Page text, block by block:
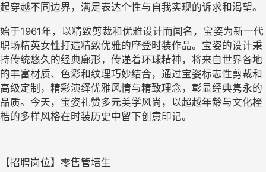
起穿越不同边界，满足表达个性与自我实现的诉求和渴望。
始于1961年，以精致剪裁和优雅设计而闻名，宝姿为新一代
职场精英女性打造精致优雅的摩登时装作品。宝姿的设计秉
持传统悠久的经典廓形，传递着环球精神，将来自世界各地
的丰富材质、色彩和纹理巧妙结合，通过宝姿标志性剪裁和
高级定制，精彩演绎优雅风情与精致理念，彰显经典隽永的
品质。今天，宝姿礼赞多元美学风尚，以超越年龄与文化桎
梏的多样风格在时装历史中留下创意印记。
【招聘岗位】零售管培生